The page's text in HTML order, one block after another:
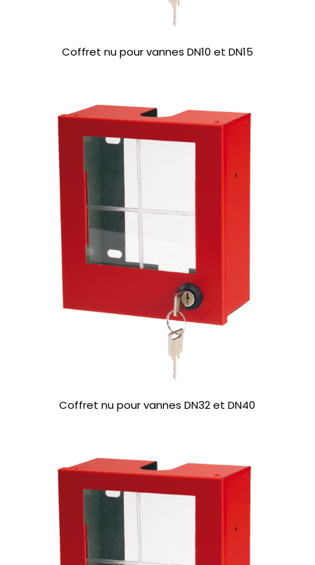
Coffret nu pour vannes DN10 et DN15
Coffret nu pour vannes DN32 et DN40